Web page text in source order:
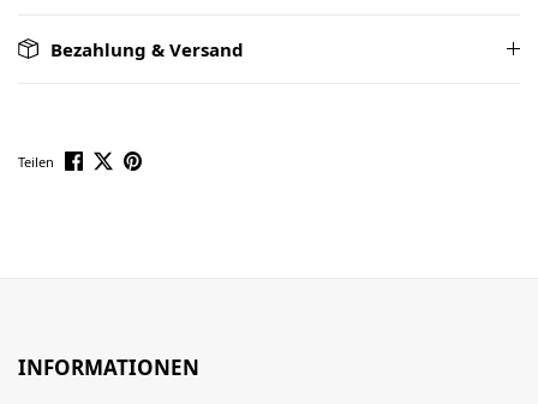
Bezahlung & Versand
Teilen
INFORMATIONEN